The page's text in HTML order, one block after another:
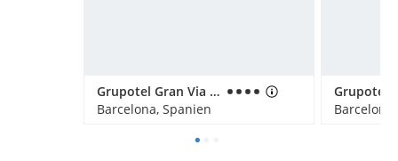
Grupotel Gran Via 678
Barcelona, Spanien
Grupotel